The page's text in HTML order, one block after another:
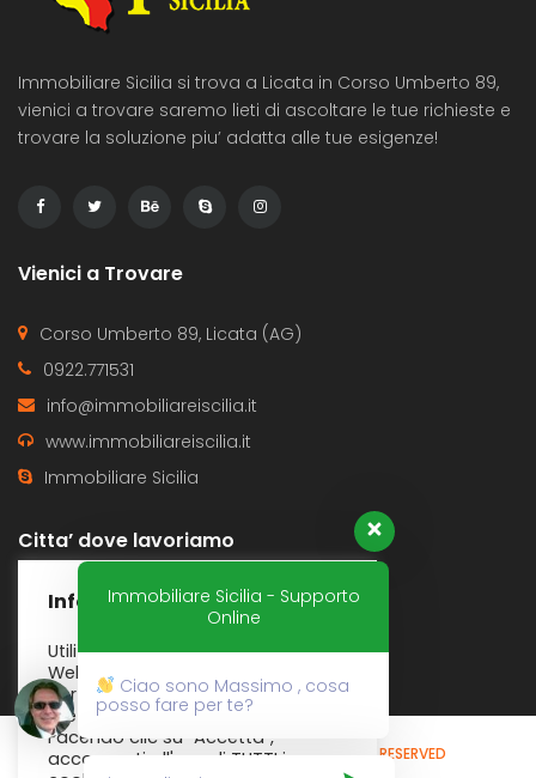
Immobiliare Sicilia si trova a Licata in Corso Umberto 89,
vienici a trovare saremo lieti di ascoltare le tue richieste e
trovare la soluzione piu’ adatta alle tue esigenze!
Vienici a Trovare
Corso Umberto 89, Licata (AG)
0922.771531
info@immobiliareiscilia.it
www.immobiliareiscilia.it
Immobiliare Sicilia
Citta’ dove lavoriamo
Butera
Gela
© 2020 - IMMOBILIARE SICILIA ALL RIGHTS RESERVED
Informativa Cookies
Utilizziamo i cookie sul nostro sito
Web per offrirti l'esperienza più
pertinente ricordando le tue
preferenze e ripetendo le visite.
Facendo clic su "Accetta",
acconsenti all'uso di TUTTI i
Immobiliare Sicilia - Supporto
Online
Ciao sono Massimo , cosa
posso fare per te?